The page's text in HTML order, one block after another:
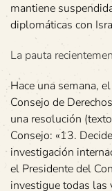
mantiene
diplomáticas con
La pauta
Hace una semana,
Consejo de
una resolución
Consejo: «13.
investigación
el Presidente del
investigue todas las